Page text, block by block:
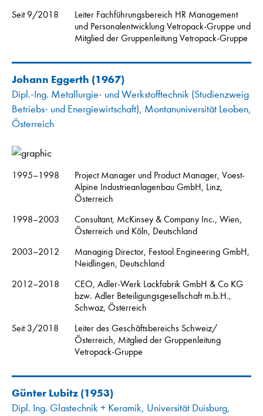
Seit 9/2018
Leiter Fachführungsbereich HR Management
und Personalentwicklung Vetropack-Gruppe und
Mitglied der Gruppenleitung Vetropack-Gruppe
Johann Eggerth (1967)
Dipl.-Ing. Metallurgie- und Werkstofftechnik (Studienzweig
Betriebs- und Energiewirtschaft), Montanuniversität Leoben,
Österreich
1995–1998
Project Manager und Product Manager, Voest-
Alpine Industrieanlagenbau GmbH, Linz,
Österreich
1998–2003
Consultant, McKinsey & Company Inc., Wien,
Österreich und Köln, Deutschland
2003–2012
Managing Director, Festool Engineering GmbH,
Neidlingen, Deutschland
2012–2018
CEO, Adler-Werk Lackfabrik GmbH & Co KG
bzw. Adler Beteiligungsgesellschaft m.b.H.,
Schwaz, Österreich
Seit 3/2018
Leiter des Geschäftsbereichs Schweiz/
Österreich, Mitglied der Gruppenleitung
Vetropack-Gruppe
Günter Lubitz (1953)
Dipl. Ing. Glastechnik + Keramik, Universität Duisburg,